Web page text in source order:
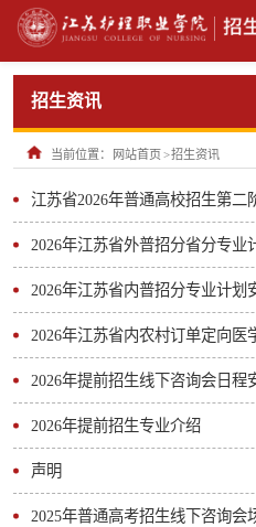
招生资讯
当前位置： 网站首页>招生资讯
江苏省2026年普通高校招生第二
2026年江苏省外普招分省分专业
2026年江苏省内普招分专业计划
2026年提前招生线下咨询会日程
2026年提前招生专业介绍
声明
2025年普通高考招生线下咨询会